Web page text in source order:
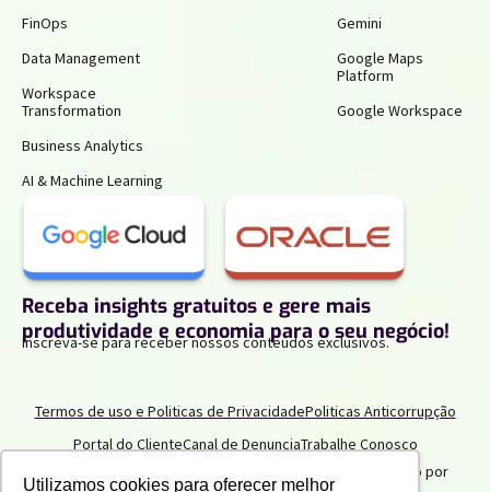
Utilizamos cookies para oferecer melhor
FinOps
Data Management
Workspace
Transformation
Business Analytics
AI & Machine Learning
Gemini
Google Maps
Platform
Google Workspace
Receba insights gratuitos e gere mais
produtividade e economia para o seu negócio!
Inscreva-se para receber nossos conteúdos exclusivos.
. Todos os direitos reservados. Criado por
Termos de uso e Politicas de PrivacidadePoliticas Anticorrupção
Portal do ClienteCanal de DenunciaTrabalhe Conosco